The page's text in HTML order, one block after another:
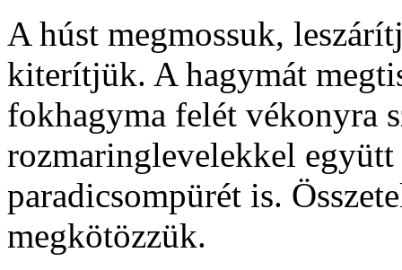
A húst megmossuk,
kiterítjük. A hagymát
fokhagyma felét vékonyra
rozmaringlevelekkel
paradicsompürét is.
megkötözzük.